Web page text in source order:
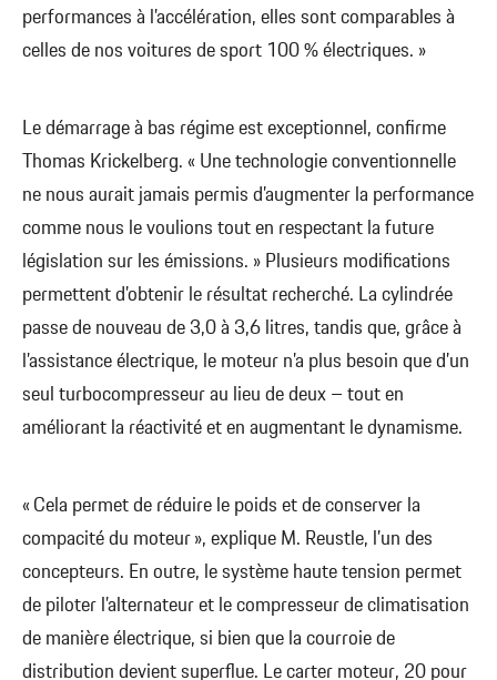
performances à l’accélération, elles sont comparables à
celles de nos voitures de sport 100 % électriques. »
Le démarrage à bas régime est exceptionnel, confirme
Thomas Krickelberg. « Une technologie conventionnelle
ne nous aurait jamais permis d’augmenter la performance
comme nous le voulions tout en respectant la future
législation sur les émissions. » Plusieurs modifications
permettent d’obtenir le résultat recherché. La cylindrée
passe de nouveau de 3,0 à 3,6 litres, tandis que, grâce à
l’assistance électrique, le moteur n’a plus besoin que d’un
seul turbocompresseur au lieu de deux – tout en
améliorant la réactivité et en augmentant le dynamisme.
« Cela permet de réduire le poids et de conserver la
compacité du moteur », explique M. Reustle, l’un des
concepteurs. En outre, le système haute tension permet
de piloter l’alternateur et le compresseur de climatisation
de manière électrique, si bien que la courroie de
distribution devient superflue. Le carter moteur, 20 pour